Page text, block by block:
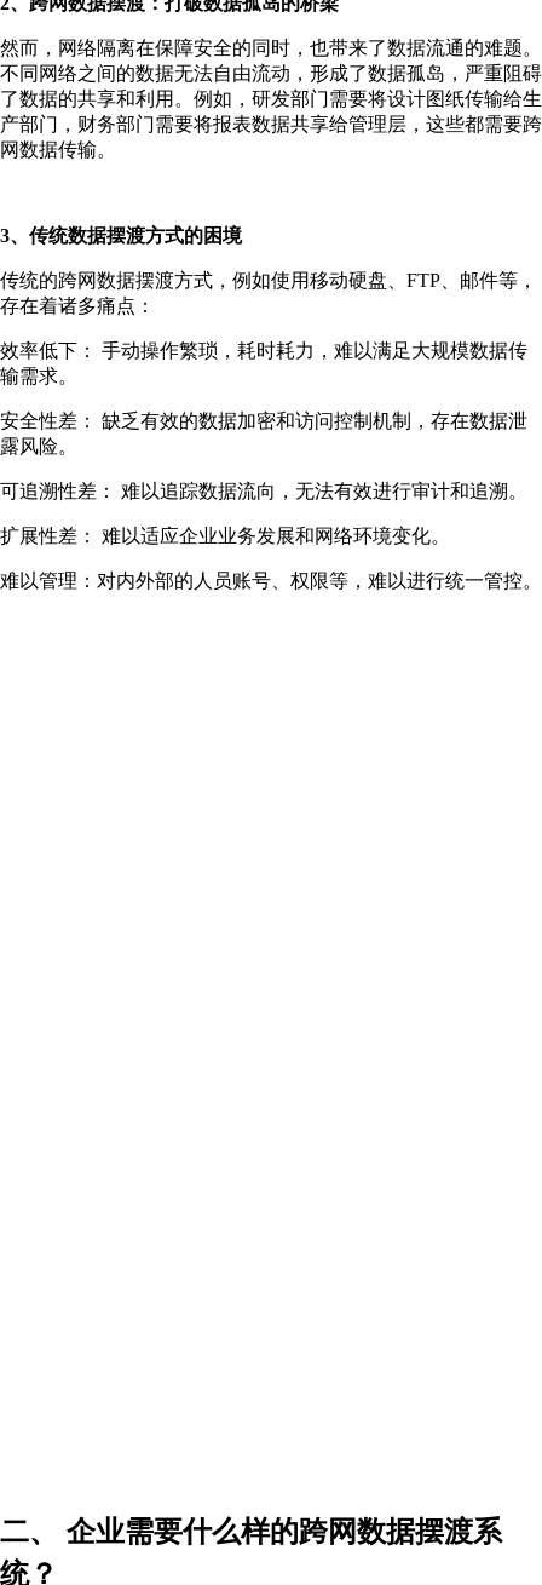
然而，网络隔离在保障安全的同时，也带来了数据流通的难题。
不同网络之间的数据无法自由流动，形成了数据孤岛，严重阻碍
了数据的共享和利用。例如，研发部门需要将设计图纸传输给生
产部门，财务部门需要将报表数据共享给管理层，这些都需要跨
网数据传输。
3、传统数据摆渡方式的困境
传统的跨网数据摆渡方式，例如使用移动硬盘、FTP、邮件等，
存在着诸多痛点：
效率低下： 手动操作繁琐，耗时耗力，难以满足大规模数据传
输需求。
安全性差： 缺乏有效的数据加密和访问控制机制，存在数据泄
露风险。
可追溯性差： 难以追踪数据流向，无法有效进行审计和追溯。
扩展性差： 难以适应企业业务发展和网络环境变化。
难以管理：对内外部的人员账号、权限等，难以进行统一管控。
二、 企业需要什么样的跨网数据摆渡系
统？